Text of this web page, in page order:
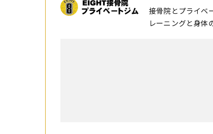
接骨院とプライベ
レーニングと身体